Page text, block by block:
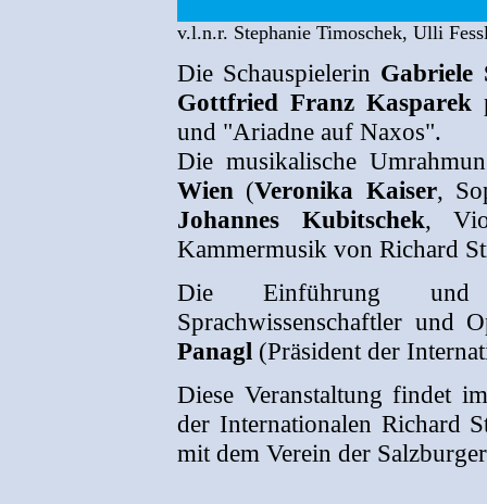
v.l.n.r. Stephanie Timoschek, Ulli
Die Schauspielerin Gabriele
Gottfried Franz Kasparek
und "Ariadne auf Naxos".
Die musikalische
Wien (Veronika Kaiser,
Johannes Kubitschek,
Kammermusik von Richard
Die Einführung und
Sprachwissenschaftler und
Panagl (Präsident der
Diese Veranstaltung findet
der Internationalen Richard
mit dem Verein der